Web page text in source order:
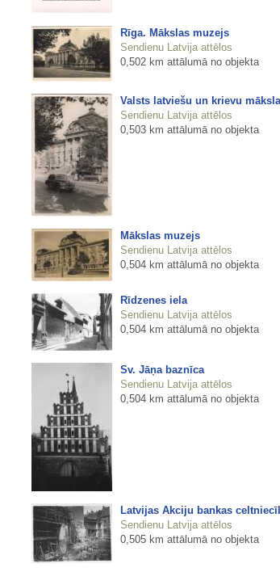
Rīga. Mākslas muzejs
Sendienu Latvija attēlos
0,502 km attālumā no objekta
Valsts latviešu un krievu
Sendienu Latvija attēlos
0,503 km attālumā no objekta
Mākslas muzejs
Sendienu Latvija attēlos
0,504 km attālumā no objekta
Rīdzenes iela
Sendienu Latvija attēlos
0,504 km attālumā no objekta
Sv. Jāņa baznīca
Sendienu Latvija attēlos
0,504 km attālumā no objekta
Latvijas Akciju bankas
Sendienu Latvija attēlos
0,505 km attālumā no objekta